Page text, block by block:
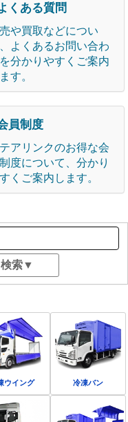
くある質問
や買取などについ
よくあるお問い合わ
分かりやすくご案内
す。
員制度
アリンクのお得な会
度について、分かり
くご案内します。
ウイング 冷凍バン